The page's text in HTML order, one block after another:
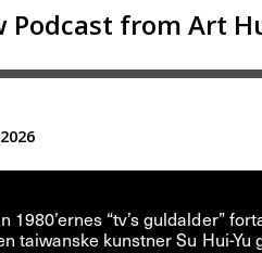
1980’ernes “tv’s guldalder”
taiwanske kunstner Su Hui-